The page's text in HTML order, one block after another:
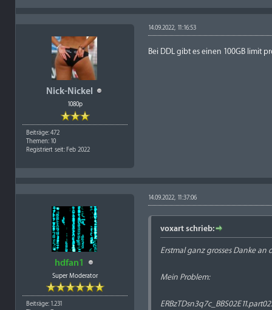
Nick-Nickel
1080p
Beiträge: 472
Themen: 10
Registriert seit: Feb 2022
14.09.2022, 11:16:53
Bei DDL gibt es einen 100GB limit
hdfan1
Super Moderator
Beiträge: 1.231
14.09.2022, 11:37:06
voxart schrieb:
Erstmal ganz grosses Danke an
Mein Problem: